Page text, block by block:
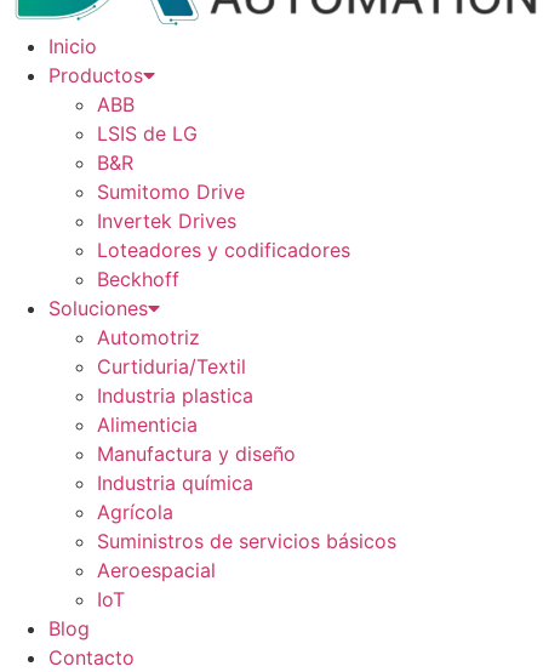
Inicio
Productos
ABB
LSIS de LG
B&R
Sumitomo Drive
Invertek Drives
Loteadores y codificadores
Beckhoff
Soluciones
Automotriz
Curtiduria/Textil
Industria plastica
Alimenticia
Manufactura y diseño
Industria química
Agrícola
Suministros de servicios básicos
Aeroespacial
IoT
Blog
Contacto